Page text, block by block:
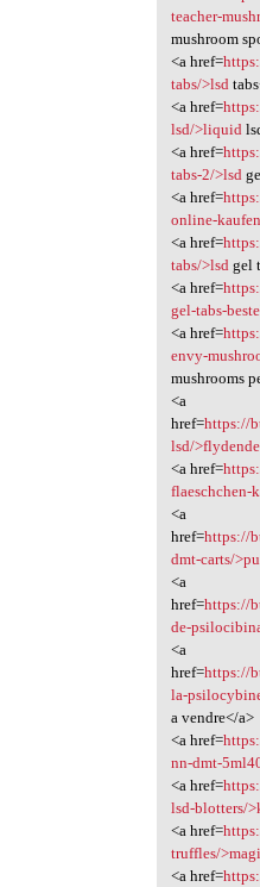
teacher-
mushroom
<a href=
tabs/>lsd
<a href=
lsd/>liquid
<a href=
tabs-2/>lsd
<a href=
online-
<a href=
tabs/>lsd gel
<a href=
gel-tabs-
<a href=
envy-
mushrooms
<a
href=https://
lsd/>flydende
<a href=
flaeschchen-
<a
href=https://
dmt-carts/
<a
href=https://
de-
<a
href=https://
la-
a vendre</a>
<a href=
nn-dmt-
<a href=
lsd-blotters/
<a href=
truffles/
<a href=